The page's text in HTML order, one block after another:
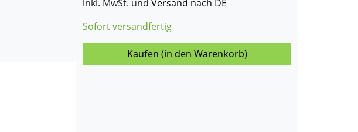
inkl. MwSt. und Versand nach DE
Sofort versandfertig
Kaufen (in den Warenkorb)